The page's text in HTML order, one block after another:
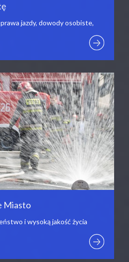
jazdy, dowody osobiste,
Miasto
i wysoką jakość życia